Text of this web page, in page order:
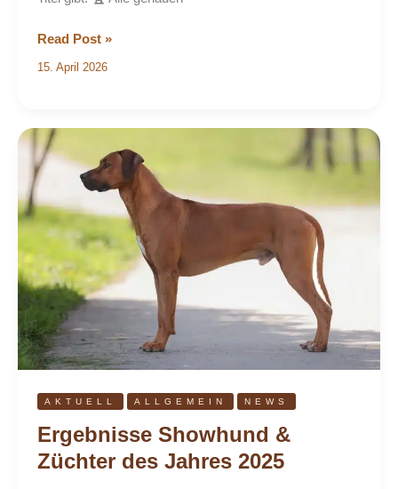
Read Post »
15. April 2026
AKTUELL ALLGEMEIN NEWS
Ergebnisse Showhund &
Züchter des Jahres 2025
Ergebnisse
Showhund
&
Züchter
des
Jahres
2025